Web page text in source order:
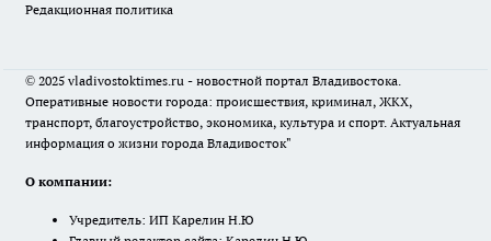
Редакционная политика
© 2025 vladivostoktimes.ru - новостной портал Владивостока.
Оперативные новости города: происшествия, криминал, ЖКХ,
транспорт, благоустройство, экономика, культура и спорт. Актуальная
информация о жизни города Владивосток"
О компании:
Учредитель: ИП Карелин Н.Ю